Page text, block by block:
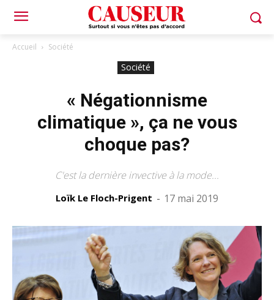
Accueil Société
Société
« Négationnisme
climatique », ça ne vous
choque pas?
C'est la dernière invective à la mode...
Loïk Le Floch-Prigent - 17 mai 2019